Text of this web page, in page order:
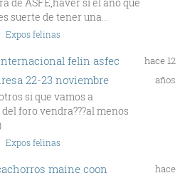
suerte de tener una...
Expos felinas
felin asfec
22-23 noviembre
si que vamos a
foro vendra???al menos
hace 12
años
Expos felinas
maine coon
hace